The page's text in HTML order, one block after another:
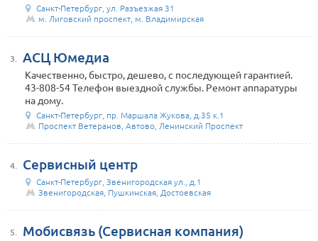
Санкт-Петербург, ул. Разъезжая 31
м. Лиговский проспект, м. Владимирская
3. АСЦ Юмедиа
Качественно, быстро, дешево, с последующей гарантией.
43-808-54 Телефон выездной службы. Ремонт аппаратуры
на дому.
Санкт-Петербург, пр. Маршала Жукова, д.35 к.1
Проспект Ветеранов, Автово, Ленинский Проспект
4. Сервисный центр
Санкт-Петербург, Звенигородская ул., д.1
Звенигородская, Пушкинская, Достоевская
5. Мобисвязь (Сервисная компания)